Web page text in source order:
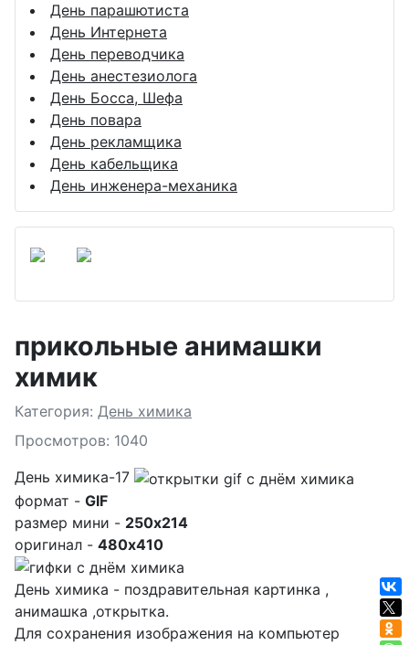
День парашютиста
День Интернета
День переводчика
День анестезиолога
День Босса, Шефа
День повара
День рекламщика
День кабельщика
День инженера-механика
прикольные анимашки
химик
Подробности
Категория: День химика
Просмотров: 1040
День химика-17
формат - GIF
размер мини - 250x214
оригинал - 480x410
День химика - поздравительная картинка ,
анимашка ,открытка.
Для сохранения изображения на компьютер